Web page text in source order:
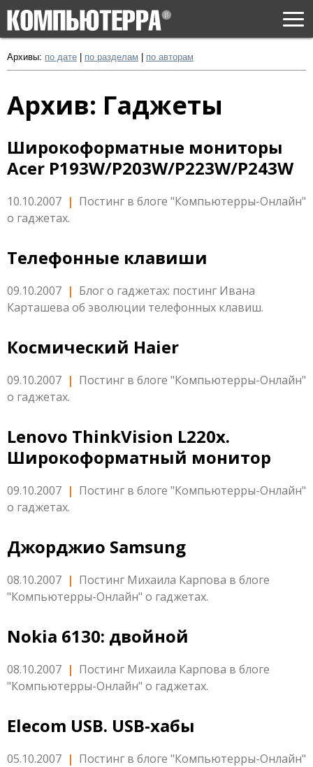
Архивы: по дате по разделам по авторам
Архив: Гаджеты
Широкоформатные мониторы
Acer P193W/P203W/P223W/P243W
10.10.2007 | Постинг в блоге "Компьютерры-Онлайн"
о гаджетах.
Телефонные клавиши
09.10.2007 | Блог о гаджетах: постинг Ивана
Карташева об эволюции телефонных клавиш.
Космический Haier
09.10.2007 | Постинг в блоге "Компьютерры-Онлайн"
о гаджетах.
Lenovo ThinkVision L220x.
Широкоформатный монитор
09.10.2007 | Постинг в блоге "Компьютерры-Онлайн"
о гаджетах.
Джорджио Samsung
08.10.2007 | Постинг Михаила Карпова в блоге
"Компьютерры-Онлайн" о гаджетах.
Nokia 6130: двойной
08.10.2007 | Постинг Михаила Карпова в блоге
"Компьютерры-Онлайн" о гаджетах.
Elecom USB. USB-хабы
05.10.2007 | Постинг в блоге "Компьютерры-Онлайн"